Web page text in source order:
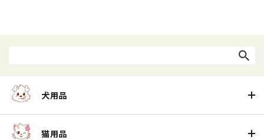
犬用品
猫用品